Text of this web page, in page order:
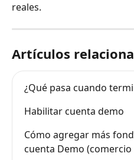
reales.
Artículos
¿Qué pasa cuando
Habilitar cuenta demo
Cómo agregar más
cuenta Demo (comercio